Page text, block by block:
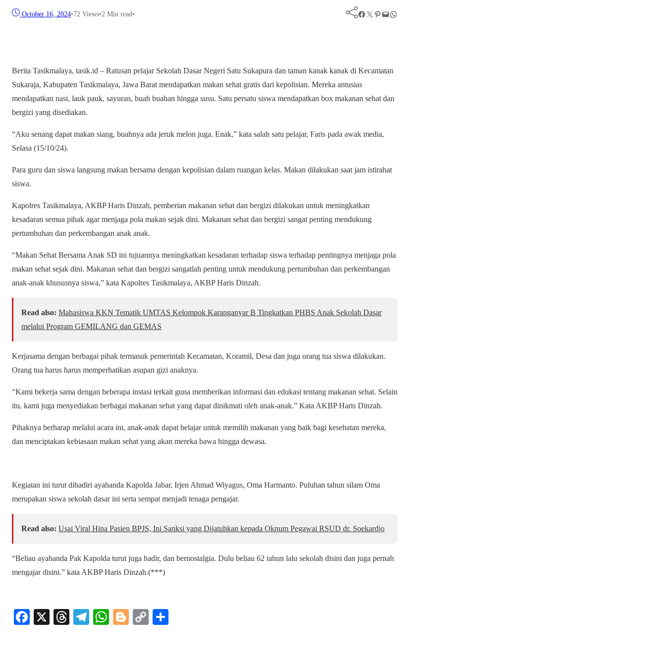
October 16, 2024•72 Views•2 Min read• Facebook Twitter Pinterest Mail WhatsApp
Berita Tasikmalaya, tasik.id – Ratusan pelajar Sekolah Dasar Negeri Satu Sukapura dan taman kanak kanak di Kecamatan
Sukaraja, Kabupaten Tasikmalaya, Jawa Barat mendapatkan makan sehat gratis dari kepolisian. Mereka antusias
mendapatkan nasi, lauk pauk, sayuran, buah buahan hingga susu. Satu persatu siswa mendapatkan box makanan sehat dan
bergizi yang disediakan.
“Aku senang dapat makan siang, buahnya ada jeruk melon juga. Enak,” kata salah satu pelajar, Faris pada awak media,
Selasa (15/10/24).
Para guru dan siswa langsung makan bersama dengan kepolisian dalam ruangan kelas. Makan dilakukan saat jam istirahat
siswa.
Kapolres Tasikmalaya, AKBP Haris Dinzah, pemberian makanan sehat dan bergizi dilakukan untuk meningkatkan
kesadaran semua pihak agar menjaga pola makan sejak dini. Makanan sehat dan bergizi sangat penting mendukung
pertumbuhan dan perkembangan anak anak.
“Makan Sehat Bersama Anak SD ini tujuannya meningkatkan kesadaran terhadap siswa terhadap pentingnya menjaga pola
makan sehat sejak dini. Makanan sehat dan bergizi sangatlah penting untuk mendukung pertumbuhan dan perkembangan
anak-anak khususnya siswa,” kata Kapolres Tasikmalaya, AKBP Haris Dinzah.
Read also: Mahasiswa KKN Tematik UMTAS Kelompok Karanganyar B Tingkatkan PHBS Anak Sekolah Dasar
melalui Program GEMILANG dan GEMAS
Kerjasama dengan berbagai pihak termasuk pemerintah Kecamatan, Koramil, Desa dan juga orang tua siswa dilakukan.
Orang tua harus harus memperhatikan asupan gizi anaknya.
“Kami bekerja sama dengan beberapa instasi terkait guna memberikan informasi dan edukasi tentang makanan sehat. Selain
itu, kami juga menyediakan berbagai makanan sehat yang dapat dinikmati oleh anak-anak.” Kata AKBP Haris Dinzah.
Pihaknya berharap melalui acara ini, anak-anak dapat belajar untuk memilih makanan yang baik bagi kesehatan mereka,
dan menciptakan kebiasaan makan sehat yang akan mereka bawa hingga dewasa.
Kegiatan ini turut dihadiri ayahanda Kapolda Jabar, Irjen Ahmad Wiyagus, Oma Harmanto. Puluhan tahun silam Oma
merupakan siswa sekolah dasar ini serta sempat menjadi tenaga pengajar.
Read also: Usai Viral Hina Pasien BPJS, Ini Sanksi yang Dijatuhkan kepada Oknum Pegawai RSUD dr. Soekardjo
“Beliau ayahanda Pak Kapolda turut juga hadir, dan bernostalgia. Dulu beliau 62 tahun lalu sekolah disini dan juga pernah
mengajar disini.” kata AKBP Haris Dinzah.(***)
Fa
X
T
Te
W
Bl
C